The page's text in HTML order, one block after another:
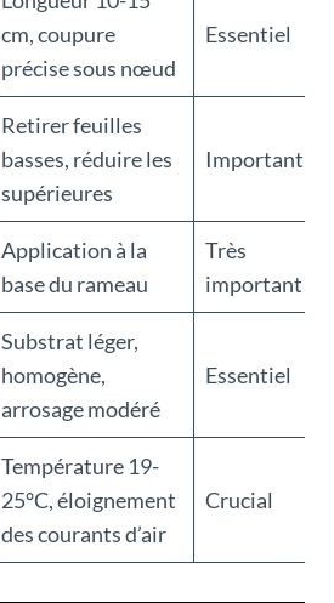
cm, coupure
précise sous nœud
Essentiel
Retirer feuilles
basses, réduire les
supérieures
Important
Application à la
base du rameau
Très
important
Substrat léger,
homogène,
arrosage modéré
Essentiel
Température 19-
25°C, éloignement
des courants d’air
Crucial